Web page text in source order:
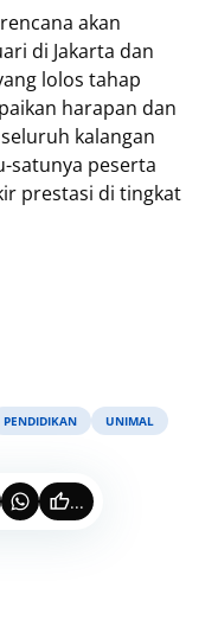
akan
di Jakarta dan
lolos tahap
harapan dan
kalangan
satunya peserta
prestasi di tingkat
PENDIDIKAN UNIMAL
...